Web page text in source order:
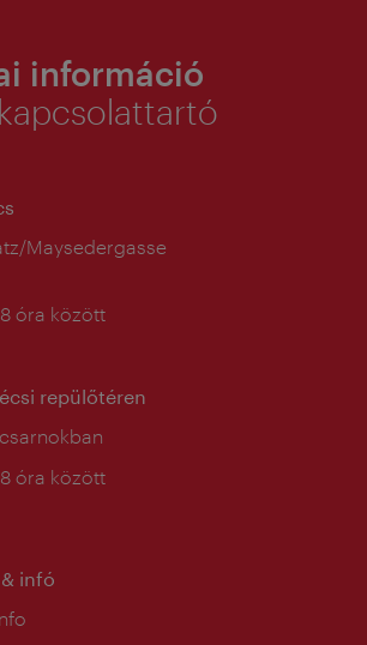
információ
Maysedergasse
óra között
repülőtéren
óra között
infó